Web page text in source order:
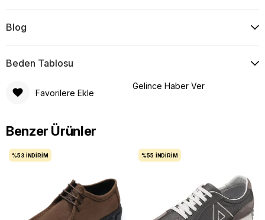
Blog
Beden Tablosu
Favorilere Ekle
Gelince Haber Ver
Benzer Ürünler
%53 İNDIRIM %55 İNDIRIM